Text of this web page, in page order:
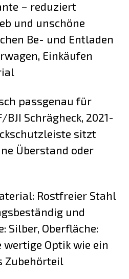
– reduziert
und unschöne
Be- und Entladen
Einkäufen
passgenau für
BJI Schrägheck, 2021-
sitzt
Überstand oder
Rostfreier Stahl
und
Silber, Oberfläche:
Optik wie ein
Zubehörteil